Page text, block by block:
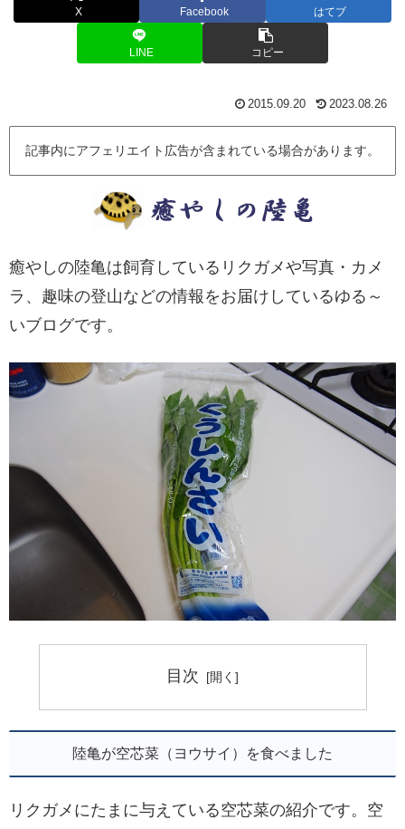
X Facebook はてブ
LINE コピー
2015.09.20 2023.08.26
記事内にアフェリエイト広告が含まれている場合があります。
癒やしの陸亀は飼育しているリクガメや写真・カメ
ラ、趣味の登山などの情報をお届けしているゆる～
いブログです。
目次
陸亀が空芯菜（ヨウサイ）を食べました
リクガメにたまに与えている空芯菜の紹介です。空